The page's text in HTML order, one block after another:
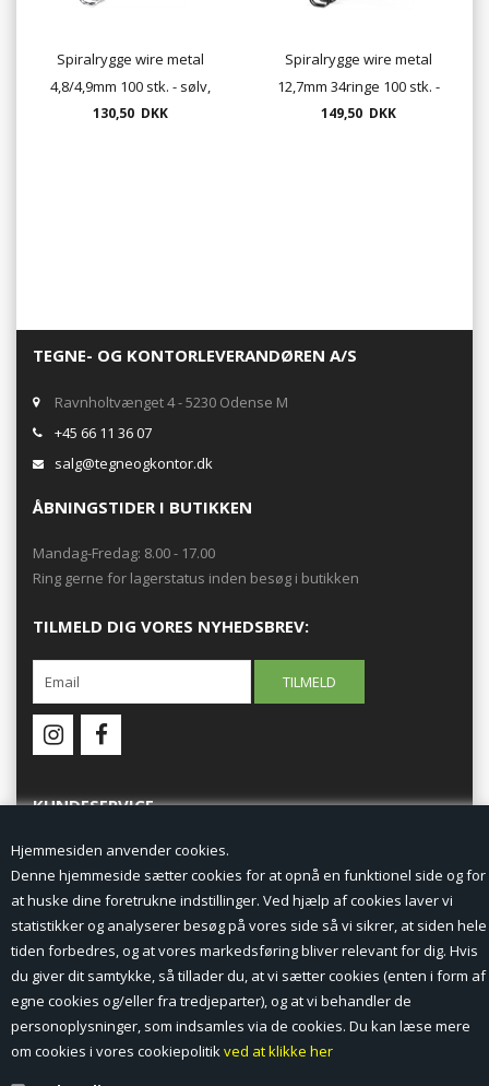
Hjemmesiden anvender cookies.
Denne hjemmeside sætter cookies for at opnå en funktionel side og for
at huske dine foretrukne indstillinger. Ved hjælp af cookies laver vi
statistikker og analyserer besøg på vores side så vi sikrer, at siden hele
tiden forbedres, og at vores markedsføring bliver relevant for dig. Hvis
du giver dit samtykke, så tillader du, at vi sætter cookies (enten i form af
egne cookies og/eller fra tredjeparter), og at vi behandler de
personoplysninger, som indsamles via de cookies. Du kan læse mere
om cookies i vores cookiepolitikved at klikke her
Spiralrygge wire metal
4,8/4,9mm 100 stk. - sølv,
guld, hvid, sort, rød og blå
130,50 DKK
Spiralrygge wire metal
12,7mm 34ringe 100 stk. -
sort, hvid, rød, blå el. sølv
149,50 DKK
TEGNE- OG KONTORLEVERANDØREN A/S
Ravnholtvænget 4 - 5230 Odense M
+45 66 11 36 07
salg@tegneogkontor.dk
ÅBNINGSTIDER I BUTIKKEN
Mandag-Fredag: 8.00 - 17.00
Ring gerne for lagerstatus inden besøg i butikken
TILMELD DIG VORES NYHEDSBREV:
KUNDESERVICE
Forside
Min Konto
Nyheder
Vilkår og betingelser
Profil